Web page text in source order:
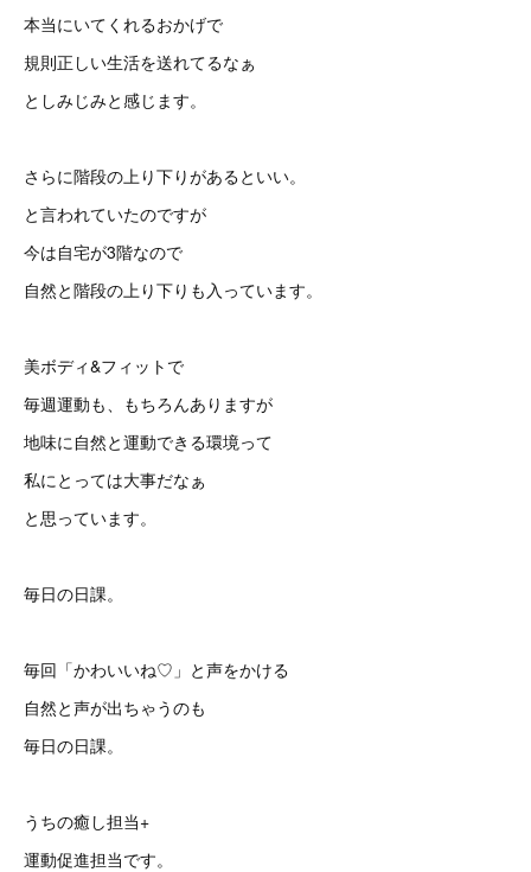
本当にいてくれるおかげで
規則正しい生活を送れてるなぁ
としみじみと感じます。
さらに階段の上り下りがあるといい。
と言われていたのですが
今は自宅が3階なので
自然と階段の上り下りも入っています。
美ボディ&フィットで
毎週運動も、もちろんありますが
地味に自然と運動できる環境って
私にとっては大事だなぁ
と思っています。
毎日の日課。
毎回「かわいいね♡」と声をかける
自然と声が出ちゃうのも
毎日の日課。
うちの癒し担当+
運動促進担当です。